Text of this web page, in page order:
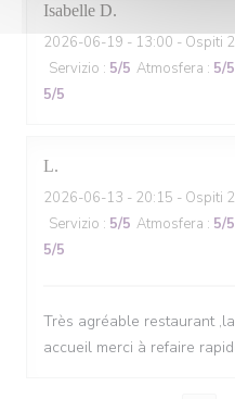
Isabelle D
2026-06-19 - 13:00 - Ospiti 2
Servizio : 5/5 Atmosfera : 5/5
5/5
L
2026-06-13 - 20:15 - Ospiti 2
Servizio : 5/5 Atmosfera : 5/5
5/5
Très agréable restaurant
accueil merci à refaire